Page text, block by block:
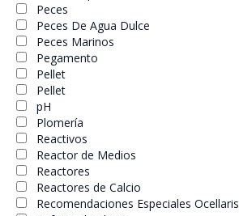
Peces
Peces De Agua Dulce
Peces Marinos
Pegamento
Pellet
Pellet
pH
Plomería
Reactivos
Reactor de Medios
Reactores
Reactores de Calcio
Recomendaciones Especiales Ocellaris